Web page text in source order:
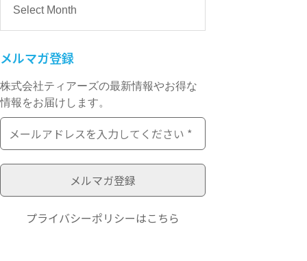
メルマガ登録
株式会社ティアーズの最新情報やお得な
情報をお届けします。
プライバシーポリシーはこちら